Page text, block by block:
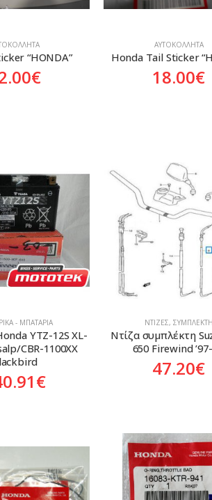
“HONDA”
€
ΑΥΤΟΚΌΛΛΗΤΑ
Honda Tail Sticker
18.00€
- ΜΠΑΤΑΡΊΑ
YTZ-12S XL-
CBR-1100XX
€
ΝΤΊΖΕΣ, ΣΥΜΠΛΈΚΤΗ
Nτίζα συμπλέκτη
650 Firewind ’97-
47.20€